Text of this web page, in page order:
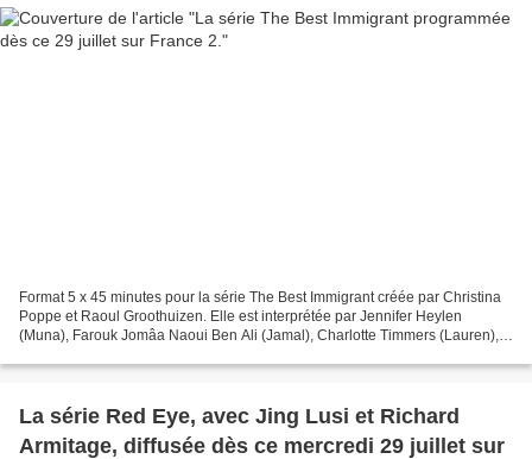
Format 5 x 45 minutes pour la série The Best Immigrant créée par Christina
Poppe et Raoul Groothuizen. Elle est interprétée par Jennifer Heylen
(Muna), Farouk Jomâa Naoui Ben Ali (Jamal), Charlotte Timmers (Lauren),
La série Red Eye, avec Jing Lusi et Richard
Armitage, diffusée dès ce mercredi 29 juillet sur